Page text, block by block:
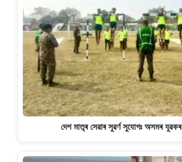
দেশ মাতৃৰ সেৱাৰ সুৱৰ্ণ সুযোগঃ অসমৰ